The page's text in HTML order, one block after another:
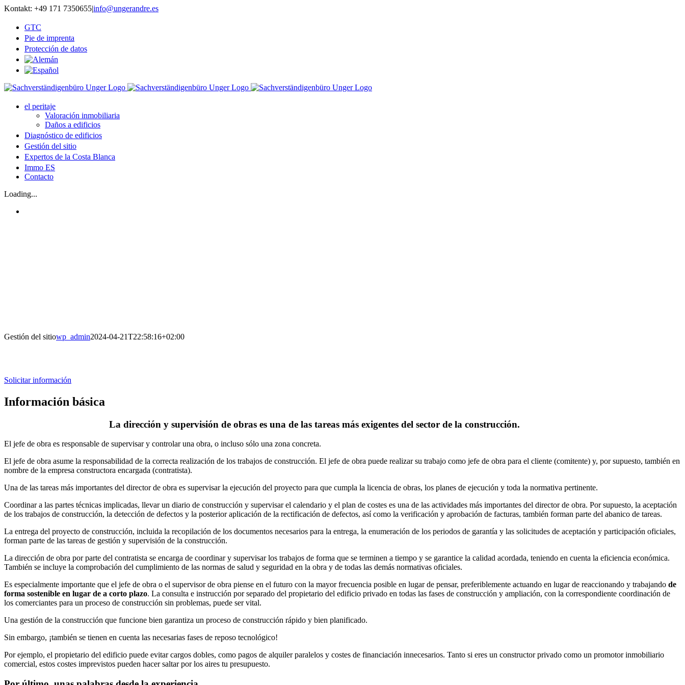
Skip
content
Kontakt: +49 171 7350655|info@ungerandre.es
GTC
Pie de imprenta
Protección de datos
el peritaje
Valoración inmobiliaria
Daños a edificios
Diagnóstico de edificios
Gestión del sitio
Expertos de la Costa Blanca
Immo ES
Contacto
Loading...
Gestión del sitiowp_admin2024-04-21T22:58:16+02:00
Solicitar información
Información básica
La dirección y supervisión de obras es una de las tareas más exigentes del sector de la construcción.
El jefe de obra es responsable de supervisar y controlar una obra, o incluso sólo una zona concreta.
El jefe de obra asume la responsabilidad de la correcta realización de los trabajos de construcción. El jefe de obra puede realizar su trabajo como jefe de obra para el cliente (comitente) y, por supuesto, también en
nombre de la empresa constructora encargada (contratista).
Una de las tareas más importantes del director de obra es supervisar la ejecución del proyecto para que cumpla la licencia de obras, los planes de ejecución y toda la normativa pertinente.
Coordinar a las partes técnicas implicadas, llevar un diario de construcción y supervisar el calendario y el plan de costes es una de las actividades más importantes del director de obra. Por supuesto, la aceptación
de los trabajos de construcción, la detección de defectos y la posterior aplicación de la rectificación de defectos, así como la verificación y aprobación de facturas, también forman parte del abanico de tareas.
La entrega del proyecto de construcción, incluida la recopilación de los documentos necesarios para la entrega, la enumeración de los periodos de garantía y las solicitudes de aceptación y participación oficiales,
forman parte de las tareas de gestión y supervisión de la construcción.
La dirección de obra por parte del contratista se encarga de coordinar y supervisar los trabajos de forma que se terminen a tiempo y se garantice la calidad acordada, teniendo en cuenta la eficiencia económica.
También se incluye la comprobación del cumplimiento de las normas de salud y seguridad en la obra y de todas las demás normativas oficiales.
Es especialmente importante que el jefe de obra o el supervisor de obra piense en el futuro con la mayor frecuencia posible en lugar de pensar, preferiblemente actuando en lugar de reaccionando y trabajando de
forma sostenible en lugar de a corto plazo. La consulta e instrucción por separado del propietario del edificio privado en todas las fases de construcción y ampliación, con la correspondiente coordinación de
los comerciantes para un proceso de construcción sin problemas, puede ser vital.
Una gestión de la construcción que funcione bien garantiza un proceso de construcción rápido y bien planificado.
Sin embargo, ¡también se tienen en cuenta las necesarias fases de reposo tecnológico!
Por ejemplo, el propietario del edificio puede evitar cargos dobles, como pagos de alquiler paralelos y costes de financiación innecesarios. Tanto si eres un constructor privado como un promotor inmobiliario
comercial, estos costes imprevistos pueden hacer saltar por los aires tu presupuesto.